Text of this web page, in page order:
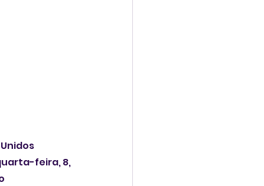
feira, 8,